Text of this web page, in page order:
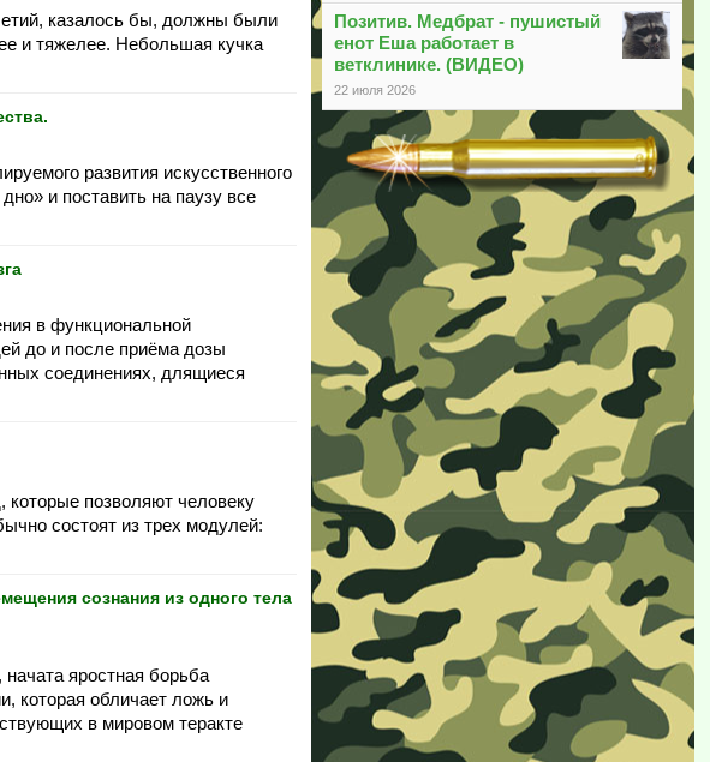
Позитив. Медбрат - пушистый
енот Еша работает в
ветклинике. (ВИДЕО)
22 июля 2026
казалось бы, должны были
и тяжелее. Небольшая кучка
развития искусственного
и поставить на паузу все
в функциональной
до и после приёма дозы
соединениях, длящиеся
позволяют человеку
состоят из трех модулей:
сознания из одного тела
яростная борьба
которая обличает ложь и
в мировом теракте